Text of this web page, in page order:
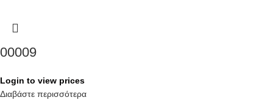
00009
Login to view prices
Διαβάστε περισσότερα